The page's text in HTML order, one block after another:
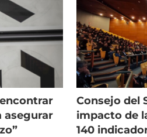
asegurar
Consejo del
impacto de
140